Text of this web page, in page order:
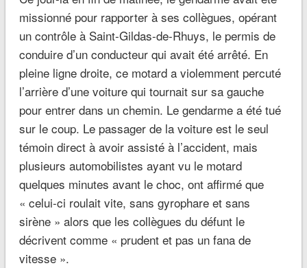
missionné pour rapporter à ses collègues, opérant
un contrôle à Saint-Gildas-de-Rhuys, le permis de
conduire d’un conducteur qui avait été arrêté. En
pleine ligne droite, ce motard a violemment percuté
l’arrière d’une voiture qui tournait sur sa gauche
pour entrer dans un chemin. Le gendarme a été tué
sur le coup. Le passager de la voiture est le seul
témoin direct à avoir assisté à l’accident, mais
plusieurs automobilistes ayant vu le motard
quelques minutes avant le choc, ont affirmé que
« celui-ci roulait vite, sans gyrophare et sans
sirène » alors que les collègues du défunt le
décrivent comme « prudent et pas un fana de
vitesse ».